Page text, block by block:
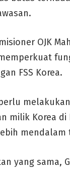
OJK
FSS Korea.
milik Korea
mendalam
yang sama,